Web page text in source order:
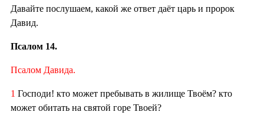
Давайте послушаем, какой же ответ даёт царь и пророк
Давид.
Псалом 14.
Псалом Давида.
1 Господи! кто может пребывать в жилище Твоём? кто
может обитать на святой горе Твоей?